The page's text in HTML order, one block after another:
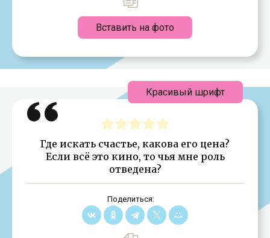
Вставить на фото
Где искать счастье, какова его цена?
Если всё это кино, то чья мне роль
отведена?
Поделиться:
Красивый шрифт